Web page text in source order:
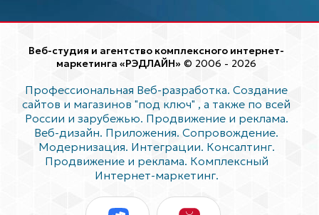
Веб-студия и агентство комплексного интернет-
маркетинга «РЭДЛАЙН» © 2006 - 2026
Профессиональная Веб-разработка. Создание
сайтов и магазинов "под ключ" , а также по всей
России и зарубежью. Продвижение и реклама.
Веб-дизайн. Приложения. Сопровождение.
Модернизация. Интеграции. Консалтинг.
Продвижение и реклама. Комплексный
Интернет-маркетинг.